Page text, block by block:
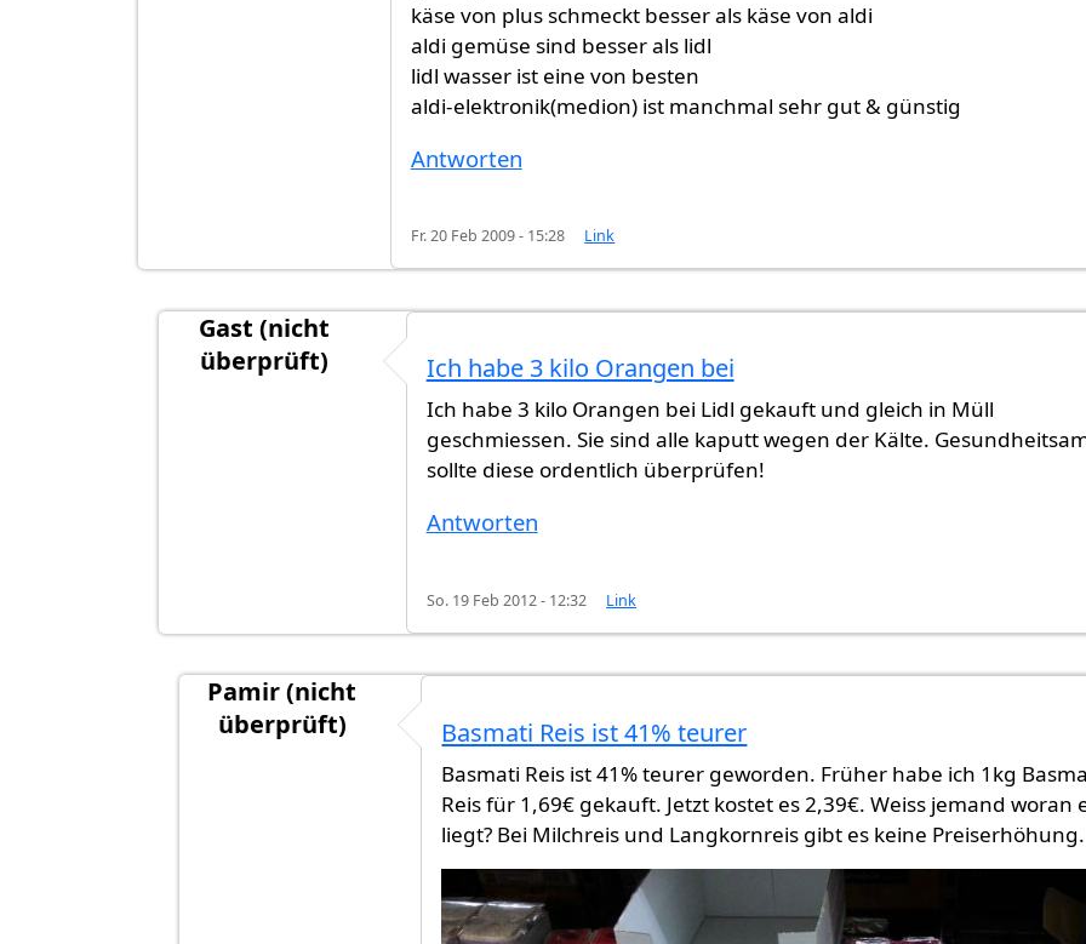
käse von plus schmeckt besser als käse von aldi
aldi gemüse sind besser als lidl
lidl wasser ist eine von besten
aldi-elektronik(medion) ist manchmal sehr gut & günstig
Antworten
Fr. 20 Feb 2009 - 15:28 Link
Gast (nicht
überprüft)
übrigens gibt es grosserevonGast (nicht überprüft)
Ich habe 3 kilo Orangen bei
Ich habe 3 kilo Orangen bei Lidl gekauft und gleich in Müll
geschmiessen. Sie sind alle kaputt wegen der Kälte.
sollte diese ordentlich überprüfen!
Antworten
So. 19 Feb 2012 - 12:32 Link
Pamir (nicht
überprüft)
Ich habe 3 kilo Orangen beivonGast (nicht überprüft)
Basmati Reis ist 41% teurer
Basmati Reis ist 41% teurer geworden. Früher habe ich 1kg
Reis für 1,69€ gekauft. Jetzt kostet es 2,39€. Weiss jemand woran
liegt? Bei Milchreis und Langkornreis gibt es keine Preiserhöhung.